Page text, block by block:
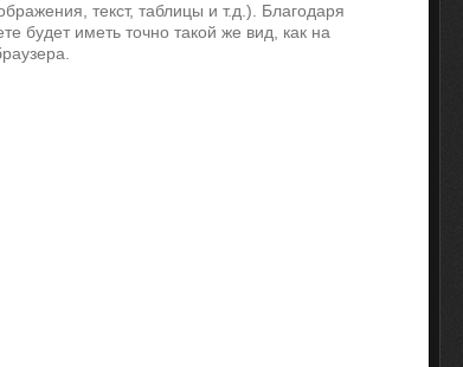
текст, таблицы и т.д.). Благодаря
будет иметь точно такой же вид, как на